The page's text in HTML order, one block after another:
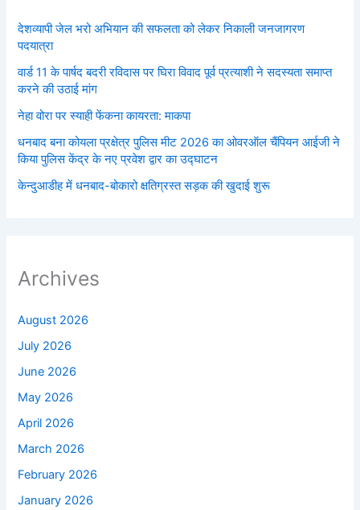
देशव्यापी जेल भरो अभियान की सफलता को लेकर निकाली जनजागरण
पदयात्रा
वार्ड 11 के पार्षद बदरी रविदास पर घिरा विवाद पूर्व प्रत्याशी ने सदस्यता समाप्त
करने की उठाई मांग
नेहा वोरा पर स्याही फेंकना कायरता: माकपा
धनबाद बना कोयला प्रक्षेत्र पुलिस मीट 2026 का ओवरऑल चैंपियन आईजी ने
किया पुलिस केंद्र के नए प्रवेश द्वार का उद्घाटन
केन्दुआडीह में धनबाद-बोकारो क्षतिग्रस्त सड़क की खुदाई शुरू
Archives
August 2026
July 2026
June 2026
May 2026
April 2026
March 2026
February 2026
January 2026